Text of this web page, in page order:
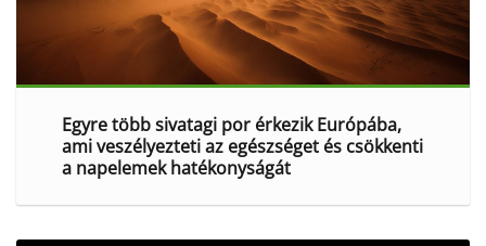
Egyre több sivatagi por érkezik Európába,
ami veszélyezteti az egészséget és csökkenti
a napelemek hatékonyságát